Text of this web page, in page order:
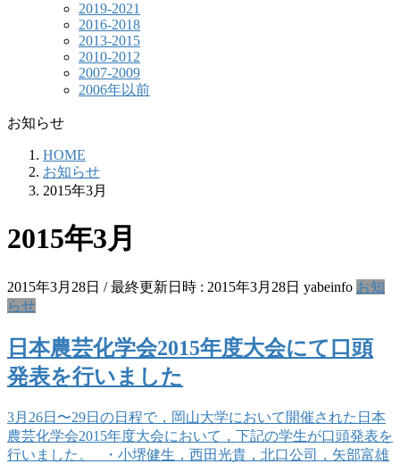
2019-2021
2016-2018
2013-2015
2010-2012
2007-2009
2006年以前
お知らせ
HOME
お知らせ
2015年3月
2015年3月
2015年3月28日 / 最終更新日時 : 2015年3月28日 yabeinfo お知
らせ
日本農芸化学会2015年度大会にて口頭
発表を行いました
3月26日〜29日の日程で，岡山大学において開催された日本
農芸化学会2015年度大会において，下記の学生が口頭発表を
行いました。 ・小堺健生，西田光貴，北口公司，矢部富雄